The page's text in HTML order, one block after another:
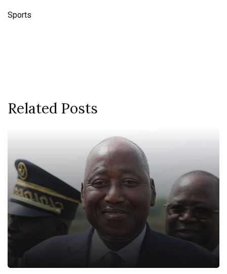
Sports
Related Posts